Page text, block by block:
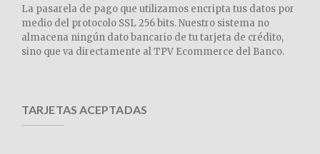
La pasarela de pago que utilizamos encripta tus datos por
medio del protocolo SSL 256 bits. Nuestro sistema no
almacena ningún dato bancario de tu tarjeta de crédito,
sino que va directamente al TPV Ecommerce del Banco.
TARJETAS ACEPTADAS